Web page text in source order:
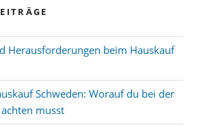
Herausforderungen beim Hauskauf
Schweden: Worauf du bei der
musst